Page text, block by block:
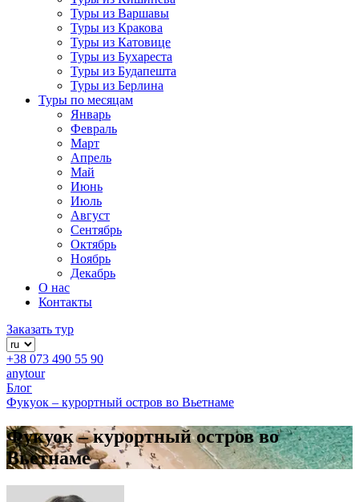
Туры из Варшавы
Туры из Кракова
Туры из Катовице
Туры из Бухареста
Туры из Будапешта
Туры из Берлина
Туры по месяцам
Январь
Февраль
Март
Апрель
Май
Июнь
Июль
Август
Сентябрь
Октябрь
Ноябрь
Декабрь
О нас
Контакты
Заказать тур
+38 073 490 55 90
anytour
Блог
Фукуок – курортный остров во Вьетнаме
Фукуок – курортный остров во
Вьетнаме